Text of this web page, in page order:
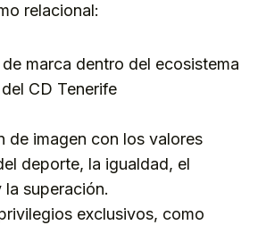
relacional:
marca dentro del ecosistema
CD Tenerife
de imagen con los valores
deporte, la igualdad, el
superación.
exclusivos, como